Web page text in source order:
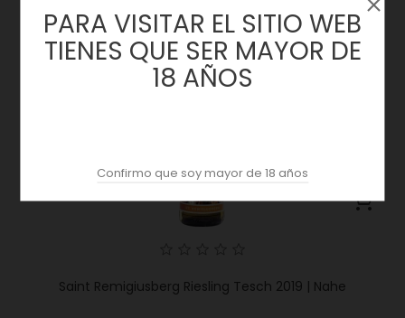
Saint Remigiusberg Riesling Tesch 2019 | Nahe
PARA VISITAR EL SITIO WEB
TIENES QUE SER MAYOR DE
18 AÑOS
Confirmo que soy mayor de 18 años